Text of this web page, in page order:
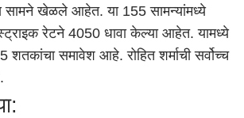
सामने खेळले आहेत. या 155 सामन्यांमध्ये
रेटने 4050 धावा केल्या आहेत. यामध्ये
समावेश आहे. रोहित शर्माची सर्वोच्च